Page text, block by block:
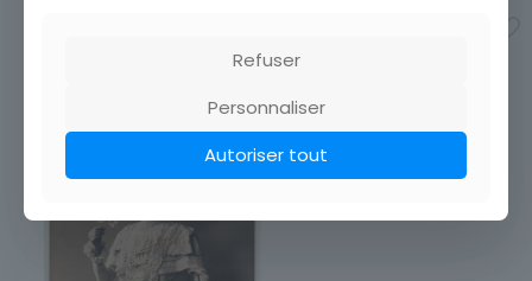
Refuser
Personnaliser
Autoriser tout